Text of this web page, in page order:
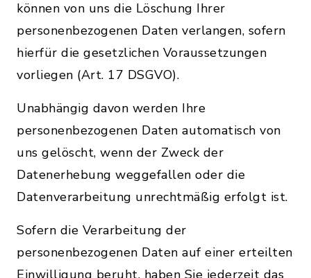
können von uns die Löschung Ihrer
personenbezogenen Daten verlangen, sofern
hierfür die gesetzlichen Voraussetzungen
vorliegen (Art. 17 DSGVO).
Unabhängig davon werden Ihre
personenbezogenen Daten automatisch von
uns gelöscht, wenn der Zweck der
Datenerhebung weggefallen oder die
Datenverarbeitung unrechtmäßig erfolgt ist.
Sofern die Verarbeitung der
personenbezogenen Daten auf einer erteilten
Einwilligung beruht, haben Sie jederzeit das